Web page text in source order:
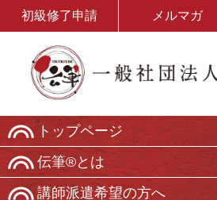
初級修了申請 メルマガ
トップページ
伝筆®とは
講師派遣希望の方へ